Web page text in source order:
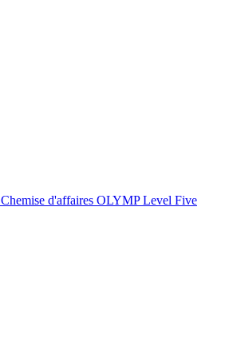
Chemise d'affaires OLYMP Level Five